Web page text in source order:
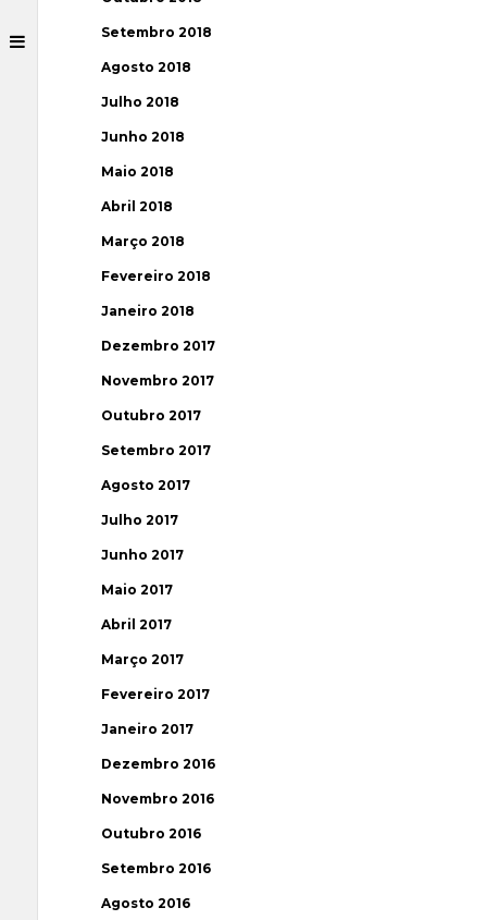
Setembro 2018
Agosto 2018
Julho 2018
Junho 2018
Maio 2018
Abril 2018
Março 2018
Fevereiro 2018
Janeiro 2018
Dezembro 2017
Novembro 2017
Outubro 2017
Setembro 2017
Agosto 2017
Julho 2017
Junho 2017
Maio 2017
Abril 2017
Março 2017
Fevereiro 2017
Janeiro 2017
Dezembro 2016
Novembro 2016
Outubro 2016
Setembro 2016
Agosto 2016